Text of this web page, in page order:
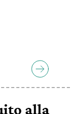
alla